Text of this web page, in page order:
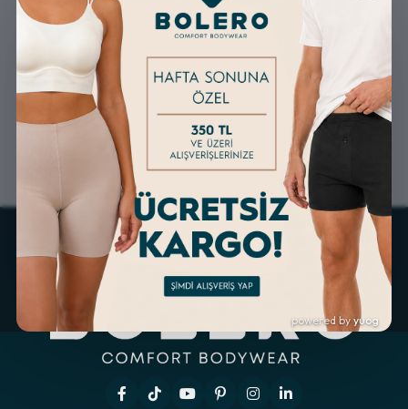
ÜCRETSİZ KARGO GÜVENLİ ALIŞVERİŞ
KOLAY İADE & DEĞİŞİM
ALTERNATİF ÖDEME
İMKANLARI
powered byyuog